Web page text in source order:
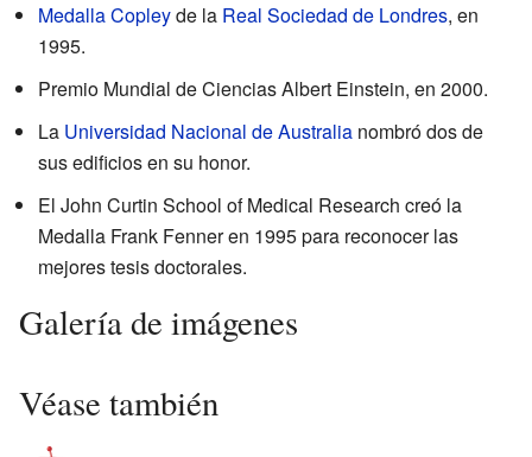
Medalla Copleyde la Real Sociedad de Londres, en
1995.
Premio Mundial de Ciencias Albert Einstein, en 2000.
La Universidad Nacional de Australia nombró dos de
sus edificios en su honor.
El John Curtin School of Medical Research creó la
Medalla Frank Fenner en 1995 para reconocer las
mejores tesis doctorales.
Galería de imágenes
Véase también